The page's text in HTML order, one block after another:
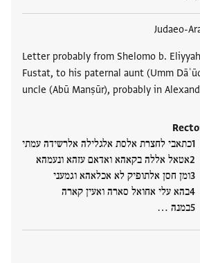
Judaeo-
Letter probably from Shelomo b.
Fustat, to his paternal aunt (Umm
uncle (Abū Manṣūr), probably in
כתאבי לחצרת אלסת אלגלילה אלרשידה עמתי
אטאל אללה בקאהא ואדאם עזהא ונעמהא
ומן חסן אלתופיק לא אכלאהא וגמעני
בהא עלי אחואל סארה ואעין קארה
במנה ‮…